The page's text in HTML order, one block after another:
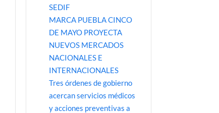
SEDIF
MARCA PUEBLA CINCO
DE MAYO PROYECTA
NUEVOS MERCADOS
NACIONALES E
INTERNACIONALES
Tres órdenes de gobierno
acercan servicios médicos
y acciones preventivas a